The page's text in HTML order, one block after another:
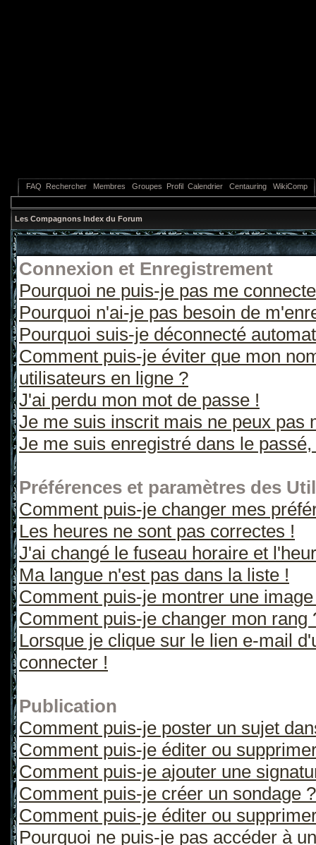
FAQ Rechercher Membres Groupes Profil Calendrier Centauring WikiComp
Les Compagnons Index du Forum
Connexion et Enregistrement
Pourquoi ne puis-je pas me
Pourquoi n'ai-je pas besoin de
Pourquoi suis-je déconnecté
Comment puis-je éviter que mon
utilisateurs en ligne ?
J'ai perdu mon mot de passe !
Je me suis inscrit mais ne peux pas
Je me suis enregistré dans le
Préférences et paramètres des
Comment puis-je changer mes
Les heures ne sont pas correctes !
J'ai changé le fuseau horaire et
Ma langue n'est pas dans la liste !
Comment puis-je montrer une
Comment puis-je changer mon rang
Lorsque je clique sur le lien e-mail
connecter !
Publication
Comment puis-je poster un sujet
Comment puis-je éditer ou
Comment puis-je ajouter une
Comment puis-je créer un sondage ?
Comment puis-je éditer ou
Pourquoi ne puis-je pas accéder à